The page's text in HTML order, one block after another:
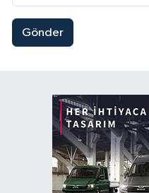
Gönder